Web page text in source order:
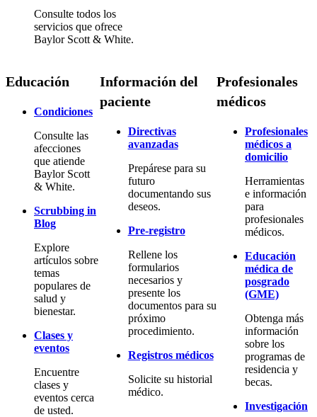
Consulte todos los
servicios que ofrece
Baylor Scott & White.
Educación
Condiciones
Consulte las
afecciones
que atiende
Baylor Scott
& White.
Scrubbing in
Blog
Explore
artículos sobre
temas
populares de
salud y
bienestar.
Clases y
eventos
Encuentre
clases y
eventos cerca
de usted.
Información del
paciente
Directivas
avanzadas
Prepárese para su
futuro
documentando sus
deseos.
Pre-registro
Rellene los
formularios
necesarios y
presente los
documentos para su
próximo
procedimiento.
Registros médicos
Solicite su historial
médico.
Profesionales
médicos
Profesionales
médicos a
domicilio
Herramientas
e información
para
profesionales
médicos.
Educación
médica de
posgrado
(GME)
Obtenga más
información
sobre los
programas de
residencia y
becas.
Investigación